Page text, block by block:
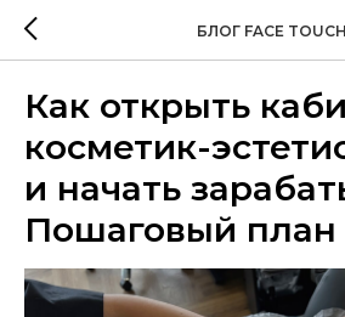
БЛОГ FACE TOUCH
Как открыть
косметик-
и начать
Пошаговый план